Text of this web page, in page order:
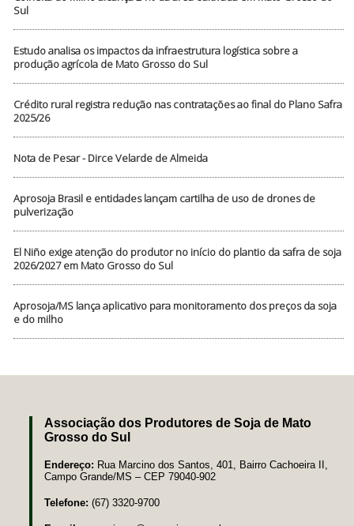
Sul
Estudo analisa os impactos da infraestrutura logística sobre a
produção agrícola de Mato Grosso do Sul
Crédito rural registra redução nas contratações ao final do Plano Safra
2025/26
Nota de Pesar - Dirce Velarde de Almeida
Aprosoja Brasil e entidades lançam cartilha de uso de drones de
pulverização
El Niño exige atenção do produtor no início do plantio da safra de soja
2026/2027 em Mato Grosso do Sul
Aprosoja/MS lança aplicativo para monitoramento dos preços da soja
e do milho
Associação dos Produtores de Soja de Mato
Grosso do Sul
Endereço: Rua Marcino dos Santos, 401, Bairro Cachoeira II,
Campo Grande/MS – CEP 79040-902
Telefone: (67) 3320-9700